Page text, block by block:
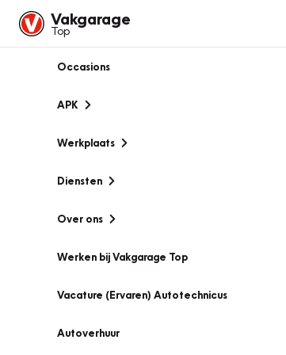
Vakgarage
Top
Occasions
APK
Werkplaats
Diensten
Over ons
Werken bij Vakgarage Top
Vacature (Ervaren) Autotechnicus
Autoverhuur